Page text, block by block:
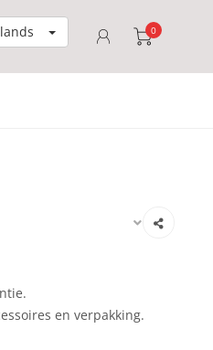
0
en verpakking.